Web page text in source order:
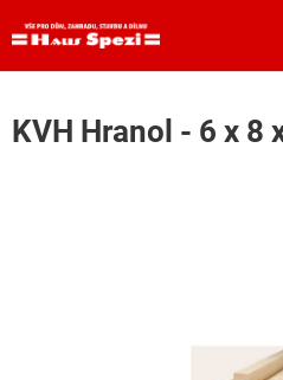
na
KVH Hranol - 6 x 8